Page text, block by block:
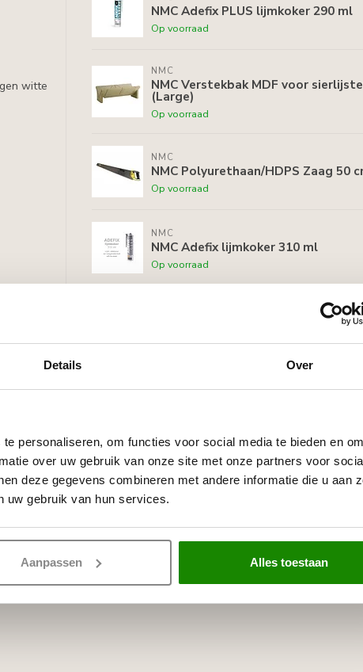
Details Over
personaliseren, om functies voor social media te bieden en
over uw gebruik van onze site met onze partners voor
deze gegevens combineren met andere informatie die u aan
uw gebruik van hun services.
Aanpassen Alles toestaan
witte
per
NMC Adefix PLUS lijmkoker 290 ml
Op voorraad
NMC
NMC Verstekbak MDF voor
(Large)
Op voorraad
NMC
NMC Polyurethaan/HDPS Zaag 50
Op voorraad
NMC
NMC Adefix lijmkoker 310 ml
Op voorraad